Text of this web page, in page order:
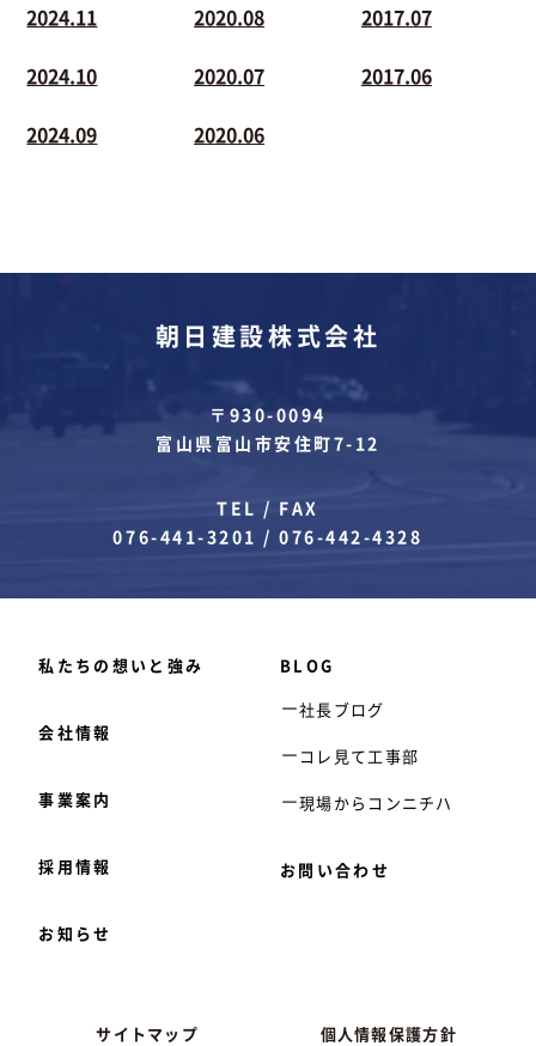
2024.11
2024.10
2024.09
2020.08
2020.07
2020.06
2017.07
2017.06
朝日建設株式会社
〒930-0094
富山県富山市安住町7-12
TEL / FAX
076-441-3201 /076-442-4328
私たちの想いと強み
会社情報
事業案内
採用情報
お知らせ
BLOG
社長ブログ
コレ見て工事部
現場からコンニチハ
お問い合わせ
サイトマップ 個人情報保護方針